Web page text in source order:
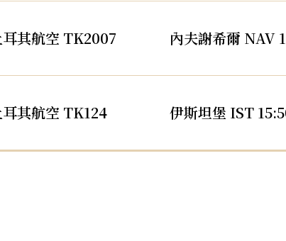
耳其航空 TK2007 內夫謝希爾 NAV
耳其航空 TK124 伊斯坦堡 IST